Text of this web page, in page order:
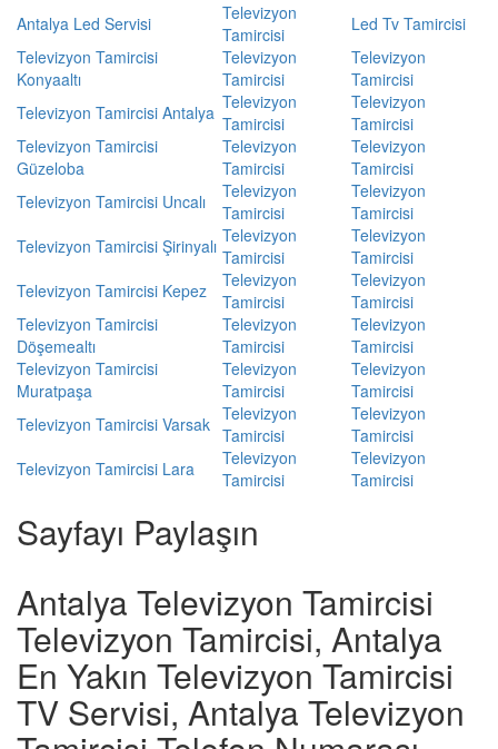
Antalya Led Servisi
Televizyon
Tamircisi
Led Tv Tamircisi
Televizyon Tamircisi
Konyaaltı
Televizyon
Tamircisi
Televizyon
Tamircisi
Televizyon Tamircisi Antalya Televizyon
Tamircisi
Televizyon
Tamircisi
Televizyon Tamircisi
Güzeloba
Televizyon
Tamircisi
Televizyon
Tamircisi
Televizyon Tamircisi Uncalı
Televizyon
Tamircisi
Televizyon
Tamircisi
Televizyon Tamircisi Şirinyalı Televizyon
Tamircisi
Televizyon
Tamircisi
Televizyon Tamircisi Kepez
Televizyon
Tamircisi
Televizyon
Tamircisi
Televizyon Tamircisi
Döşemealtı
Televizyon
Tamircisi
Televizyon
Tamircisi
Televizyon Tamircisi
Muratpaşa
Televizyon
Tamircisi
Televizyon
Tamircisi
Televizyon Tamircisi Varsak Televizyon
Tamircisi
Televizyon
Tamircisi
Televizyon Tamircisi Lara
Televizyon
Tamircisi
Televizyon
Tamircisi
Sayfayı Paylaşın
Antalya Televizyon Tamircisi
Televizyon Tamircisi, Antalya
En Yakın Televizyon Tamircisi
TV Servisi, Antalya Televizyon